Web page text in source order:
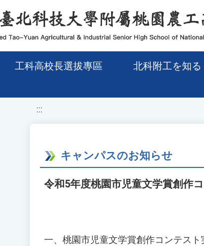
置
工科高校長選拔專區 北科附工を知る
:::
キャンパスのお知らせ
令和5年度桃園市児童文学賞創作
一、桃園市児童文学賞創作コンテスト